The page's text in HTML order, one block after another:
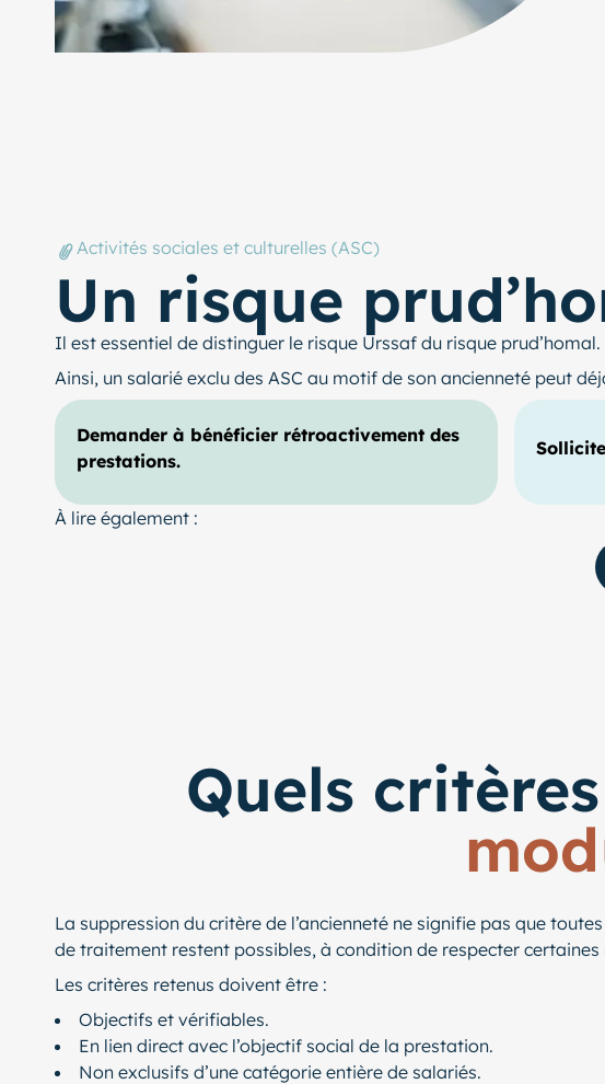
Activités sociales et culturelles (ASC)
Un risque
Il est essentiel de distinguer le risque Urssaf du risque
Ainsi, un salarié exclu des ASC au motif de son ancienneté peut
Demander à bénéficier rétroactivement des
prestations.
À lire également :
Quels
La suppression du critère de l’ancienneté ne signifie pas que
de traitement restent possibles, à condition de respecter certaines
Les critères retenus doivent être :
Objectifs et vérifiables.
En lien direct avec l’objectif social de la prestation.
Non exclusifs d’une catégorie entière de salariés.